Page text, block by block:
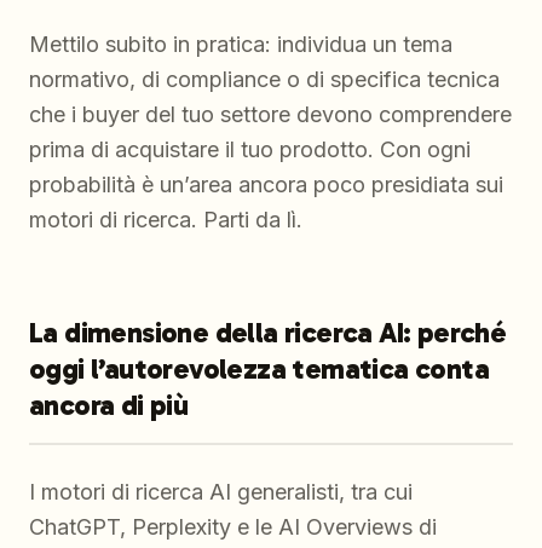
Mettilo subito in pratica: individua un tema
normativo, di compliance o di specifica tecnica
che i buyer del tuo settore devono comprendere
prima di acquistare il tuo prodotto. Con ogni
probabilità è un’area ancora poco presidiata sui
motori di ricerca. Parti da lì.
La dimensione della ricerca AI: perché
oggi l’autorevolezza tematica conta
ancora di più
I motori di ricerca AI generalisti, tra cui
ChatGPT, Perplexity e le AI Overviews di